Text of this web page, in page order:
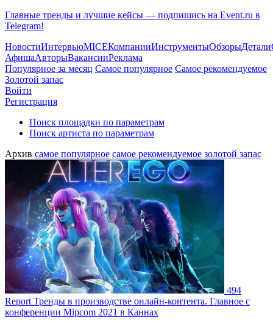
Главные тренды и лучшие кейсы — подпишись на Event.ru в
Telegram!
НовостиИнтервьюMICEКомпанииИнструментыОбзорыДетали
АфишаАвторыВакансииРеклама
Популярное за месяц Самое популярное Самое рекомендуемое
Золотой запас
Войти
Регистрация
Поиск площадки по параметрам
Поиск артиста по параметрам
Архив самое популярное самое рекомендуемое золотой запас
494
Report Тренды в производстве онлайн-контента. Главное с
конференции Mipcom 2021 в Каннах